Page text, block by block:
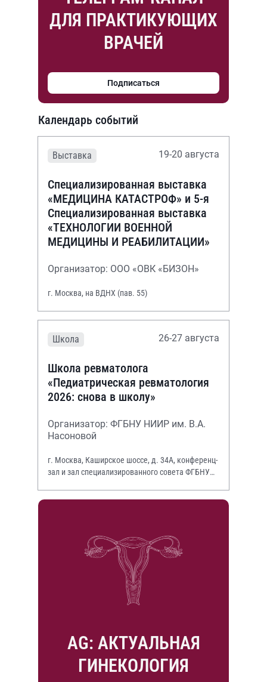
ДЛЯ ПРАКТИКУЮЩИХ
ВРАЧЕЙ
Подписаться
Календарь событий
Выставка 19-20 августа
Специализированная выставка
«МЕДИЦИНА КАТАСТРОФ» и 5-я
Специализированная выставка
«ТЕХНОЛОГИИ ВОЕННОЙ
МЕДИЦИНЫ И РЕАБИЛИТАЦИИ»
Организатор: ООО «ОВК «БИЗОН»
г. Москва, на ВДНХ (пав. 55)
Школа 26-27 августа
Школа ревматолога
«Педиатрическая ревматология
2026: снова в школу»
Организатор: ФГБНУ НИИР им. В.А.
Насоновой
г. Москва, Каширское шоссе, д. 34А, конференц-
зал и зал специализированного совета ФГБНУ
AG: АКТУАЛЬНАЯ
ГИНЕКОЛОГИЯ